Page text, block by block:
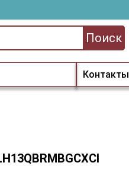
Контакты
Поиск